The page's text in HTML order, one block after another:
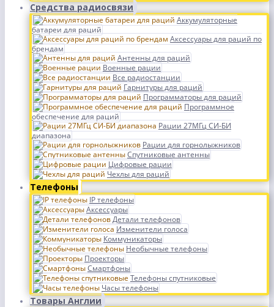
Средства радиосвязи
Аккумуляторные
батареи для раций
Аксессуары для раций по
брендам
Антенны для раций
Военные рации
Все радиостанции
Гарнитуры для раций
Программаторы для раций
Программное
обеспечение для раций
Рации 27МГц СИ-БИ
диапазона
Рации для горнолыжников
Спутниковые антенны
Цифровые рации
Чехлы для раций
Телефоны
IP телефоны
Аксессуары
Детали телефонов
Изменители голоса
Коммуникаторы
Необычные телефоны
Проекторы
Смартфоны
Телефоны спутниковые
Часы телефоны
Товары Англии